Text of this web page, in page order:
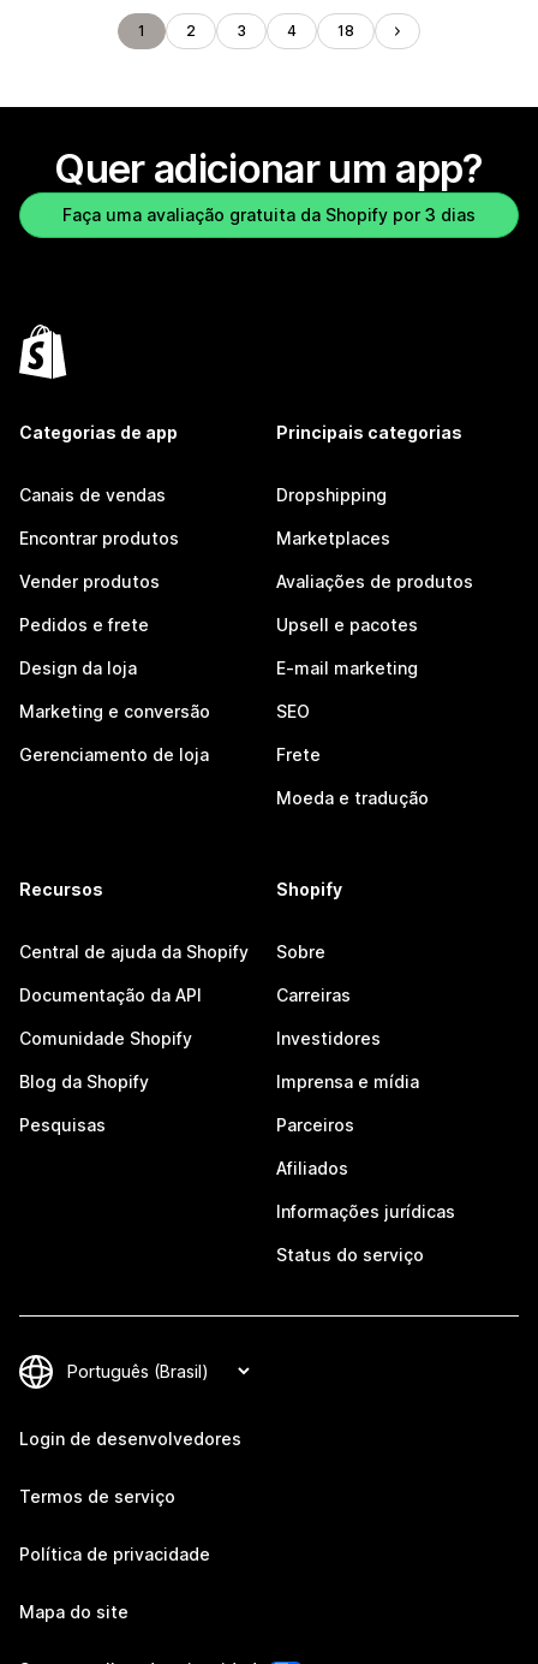
1 2 3 4 18
Quer adicionar um app?
Faça uma avaliação gratuita da Shopify por 3 dias
Categorias de app
Canais de vendas
Encontrar produtos
Vender produtos
Pedidos e frete
Design da loja
Marketing e conversão
Gerenciamento de loja
Principais categorias
Dropshipping
Marketplaces
Avaliações de produtos
Upsell e pacotes
E-mail marketing
SEO
Frete
Moeda e tradução
Recursos
Central de ajuda da Shopify
Documentação da API
Comunidade Shopify
Blog da Shopify
Pesquisas
Shopify
Sobre
Carreiras
Investidores
Imprensa e mídia
Parceiros
Afiliados
Informações jurídicas
Status do serviço
Login de desenvolvedores
Termos de serviço
Política de privacidade
Mapa do site